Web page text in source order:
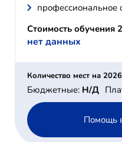
профессиональное
Стоимость обучения
нет данных
Количество мест на
Бюджетные: Н/Д
Помощь